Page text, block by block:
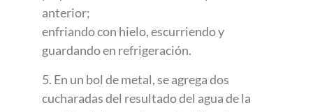
anterior;
enfriando con hielo, escurriendo y
guardando en refrigeración.
5. En un bol de metal, se agrega dos
cucharadas del resultado del agua de la